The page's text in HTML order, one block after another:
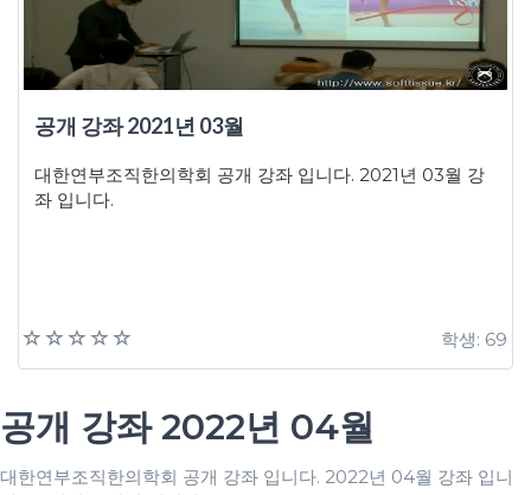
공개 강좌 2021년 03월
대한연부조직한의학회 공개 강좌 입니다. 2021년 03월 강
좌 입니다.
학생: 69
공개 강좌 2022년 04월
대한연부조직한의학회 공개 강좌 입니다. 2022년 04월 강좌 입니